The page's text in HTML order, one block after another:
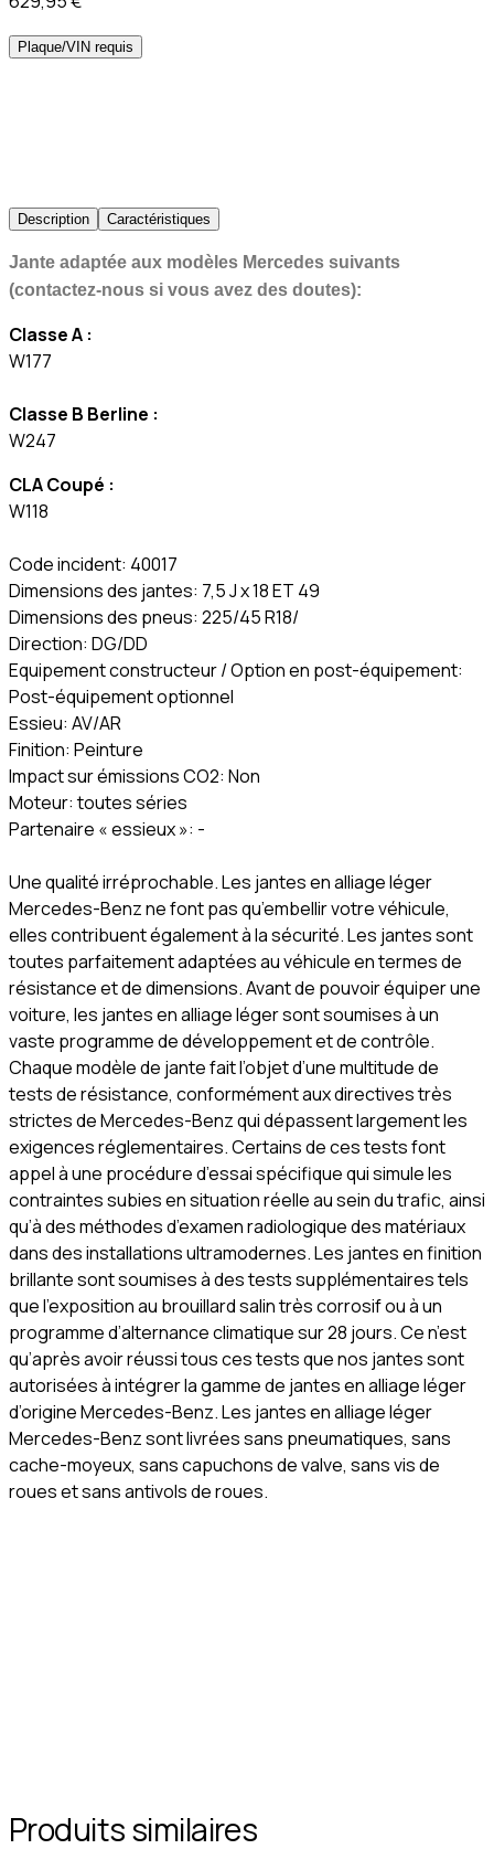
Plaque/VIN requis
Description Caractéristiques
Jante adaptée aux modèles Mercedes suivants
(contactez-nous si vous avez des doutes):
Classe A :
W177
Classe B Berline :
W247
CLA Coupé :
W118​
Code incident: 40017
Dimensions des jantes: 7,5 J x 18 ET 49
Dimensions des pneus: 225/45 R18/
Direction: DG/DD
Equipement constructeur / Option en post-équipement:
Post-équipement optionnel
Essieu: AV/AR
Finition: Peinture
Impact sur émissions CO2: Non
Moteur: toutes séries
Partenaire « essieux »: -
Une qualité irréprochable. Les jantes en alliage léger
Mercedes-Benz ne font pas qu’embellir votre véhicule,
elles contribuent également à la sécurité. Les jantes sont
toutes parfaitement adaptées au véhicule en termes de
résistance et de dimensions. Avant de pouvoir équiper une
voiture, les jantes en alliage léger sont soumises à un
vaste programme de développement et de contrôle.
Chaque modèle de jante fait l’objet d’une multitude de
tests de résistance, conformément aux directives très
strictes de Mercedes-Benz qui dépassent largement les
exigences réglementaires. Certains de ces tests font
appel à une procédure d’essai spécifique qui simule les
contraintes subies en situation réelle au sein du trafic, ainsi
qu’à des méthodes d’examen radiologique des matériaux
dans des installations ultramodernes. Les jantes en finition
brillante sont soumises à des tests supplémentaires tels
que l’exposition au brouillard salin très corrosif ou à un
programme d’alternance climatique sur 28 jours. Ce n’est
qu’après avoir réussi tous ces tests que nos jantes sont
autorisées à intégrer la gamme de jantes en alliage léger
d’origine Mercedes-Benz. Les jantes en alliage léger
Mercedes-Benz sont livrées sans pneumatiques, sans
cache-moyeux, sans capuchons de valve, sans vis de
roues et sans antivols de roues.
Produits similaires